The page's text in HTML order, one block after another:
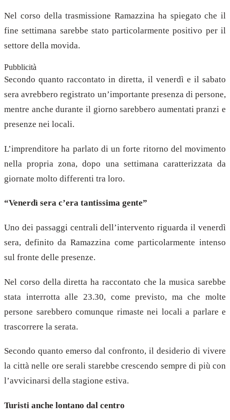
Nel corso della trasmissione Ramazzina ha spiegato che il
fine settimana sarebbe stato particolarmente positivo per il
settore della movida.
Pubblicità
Secondo quanto raccontato in diretta, il venerdì e il sabato
sera avrebbero registrato un’importante presenza di persone,
mentre anche durante il giorno sarebbero aumentati pranzi e
presenze nei locali.
L’imprenditore ha parlato di un forte ritorno del movimento
nella propria zona, dopo una settimana caratterizzata da
giornate molto differenti tra loro.
“Venerdì sera c’era tantissima gente”
Uno dei passaggi centrali dell’intervento riguarda il venerdì
sera, definito da Ramazzina come particolarmente intenso
sul fronte delle presenze.
Nel corso della diretta ha raccontato che la musica sarebbe
stata interrotta alle 23.30, come previsto, ma che molte
persone sarebbero comunque rimaste nei locali a parlare e
trascorrere la serata.
Secondo quanto emerso dal confronto, il desiderio di vivere
la città nelle ore serali starebbe crescendo sempre di più con
l’avvicinarsi della stagione estiva.
Turisti anche lontano dal centro